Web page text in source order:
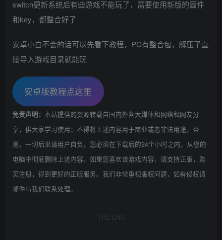
switch更新系统后有些游戏不能玩了，需要使用新版的固件
和key，都整合好了
安卓小白不会的话可以先看下教程，PC有整合包，解压了直
接导入游戏目录就能玩
安卓版教程点这里
免责声明： 本站提供的资源转载自国内外各大媒体和网络和网友分
享，供大家学习使用；不得将上述内容用于商业或者非法用途，否
则，一切后果请用户自负。您必须在下载后的24个小时之内，从您的
电脑中彻底删除上述内容。如果您喜欢该游戏内容，请支持正版，购
买注册，得到更好的正版服务。我们非常重视版权问题，如有侵权请
邮件与我们联系处理。
THE END